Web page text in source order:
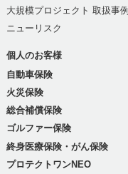
大規模プロジェクト 取扱事例
ニューリスク
個人のお客様
自動車保険
火災保険
総合補償保険
ゴルファー保険
終身医療保険・がん保険
プロテクトワンNEO